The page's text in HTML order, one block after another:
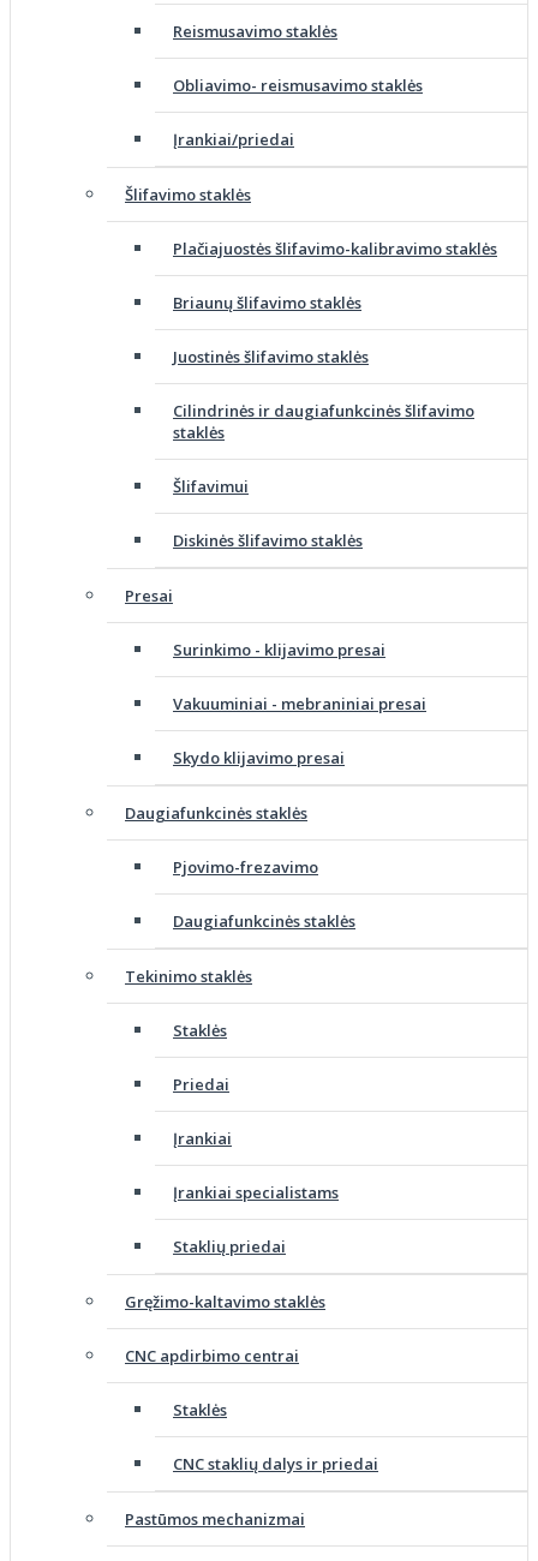
Reismusavimo staklės
Obliavimo- reismusavimo staklės
Įrankiai/priedai
Šlifavimo staklės
Plačiajuostės šlifavimo-kalibravimo staklės
Briaunų šlifavimo staklės
Juostinės šlifavimo staklės
Cilindrinės ir daugiafunkcinės šlifavimo
staklės
Šlifavimui
Diskinės šlifavimo staklės
Presai
Surinkimo - klijavimo presai
Vakuuminiai - mebraniniai presai
Skydo klijavimo presai
Daugiafunkcinės staklės
Pjovimo-frezavimo
Daugiafunkcinės staklės
Tekinimo staklės
Staklės
Priedai
Įrankiai
Įrankiai specialistams
Staklių priedai
Gręžimo-kaltavimo staklės
CNC apdirbimo centrai
Staklės
CNC staklių dalys ir priedai
Pastūmos mechanizmai